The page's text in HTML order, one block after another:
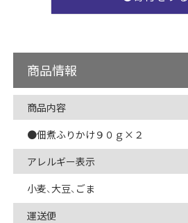
商品情報
商品内容
●佃煮ふりかけ９０ｇ×２
アレルギー表示
小麦、大豆、ごま
運送便